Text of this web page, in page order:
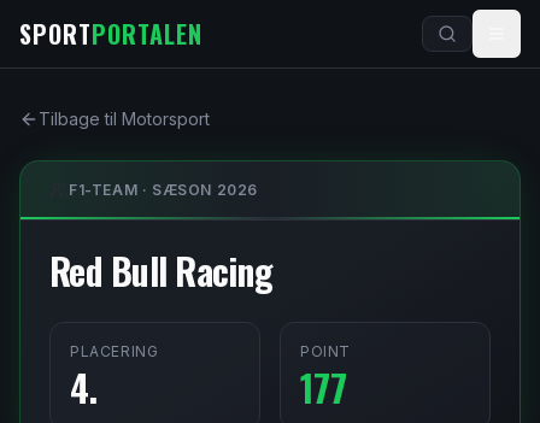
SPORTPORTALEN
Tilbage til Motorsport
F1-TEAM · SÆSON 2026
Red Bull Racing
PLACERING
4.
POINT
177